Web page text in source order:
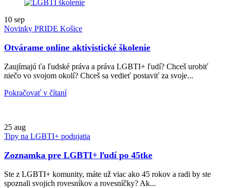
10 sep
Novinky PRIDE Košice
Otvárame online aktivistické školenie
Zaujímajú ťa ľudské práva a práva LGBTI+ ľudí? Chceš urobiť
niečo vo svojom okolí? Chceš sa vedieť postaviť za svoje...
Pokračovať v čítaní
25 aug
Tipy na LGBTI+ podujatia
Zoznamka pre LGBTI+ ľudí po 45tke
Ste z LGBTI+ komunity, máte už viac ako 45 rokov a radi by ste
spoznali svojich rovesníkov a rovesníčky? Ak...